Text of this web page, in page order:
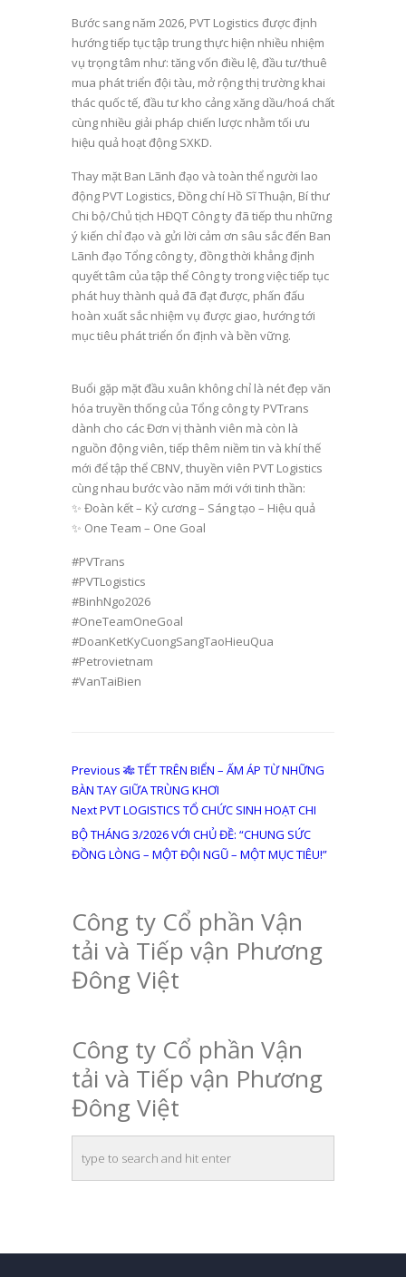
Bước sang năm 2026, PVT Logistics được định
hướng tiếp tục tập trung thực hiện nhiều nhiệm
vụ trọng tâm như: tăng vốn điều lệ, đầu tư/thuê
mua phát triển đội tàu, mở rộng thị trường khai
thác quốc tế, đầu tư kho cảng xăng dầu/hoá chất
cùng nhiều giải pháp chiến lược nhằm tối ưu
hiệu quả hoạt động SXKD.
Thay mặt Ban Lãnh đạo và toàn thể người lao
động PVT Logistics, Đồng chí Hồ Sĩ Thuận, Bí thư
Chi bộ/Chủ tịch HĐQT Công ty đã tiếp thu những
ý kiến chỉ đạo và gửi lời cảm ơn sâu sắc đến Ban
Lãnh đạo Tổng công ty, đồng thời khẳng định
quyết tâm của tập thể Công ty trong việc tiếp tục
phát huy thành quả đã đạt được, phấn đấu
hoàn xuất sắc nhiệm vụ được giao, hướng tới
mục tiêu phát triển ổn định và bền vững.
Buổi gặp mặt đầu xuân không chỉ là nét đẹp văn
hóa truyền thống của Tổng công ty PVTrans
dành cho các Đơn vị thành viên mà còn là
nguồn động viên, tiếp thêm niềm tin và khí thế
mới để tập thể CBNV, thuyền viên PVT Logistics
cùng nhau bước vào năm mới với tinh thần:
✨ Đoàn kết – Kỷ cương – Sáng tạo – Hiệu quả
✨ One Team – One Goal
#PVTrans
#PVTLogistics
#BinhNgo2026
#OneTeamOneGoal
#DoanKetKyCuongSangTaoHieuQua
#Petrovietnam
#VanTaiBien
Điều
hướng
bài
viết
Previous Previous
post:
🎋 TẾT TRÊN BIỂN – ẤM ÁP TỪ NHỮNG
BÀN TAY GIỮA TRÙNG KHƠI
NextNext
post:
PVT LOGISTICS TỔ CHỨC SINH HOẠT CHI
BỘ THÁNG 3/2026 VỚI CHỦ ĐỀ: “CHUNG SỨC
ĐỒNG LÒNG – MỘT ĐỘI NGŨ – MỘT MỤC TIÊU!”
Công ty Cổ phần Vận
tải và Tiếp vận Phương
Đông Việt
Công ty Cổ phần Vận
tải và Tiếp vận Phương
Đông Việt